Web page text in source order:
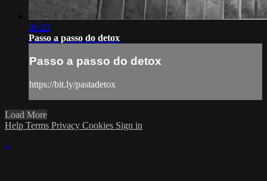
06:20
Passo a passo do detox
Passo a passo do detox
https://bit.ly/pastadetox
Load More
Help Terms Privacy Cookies Sign in
×